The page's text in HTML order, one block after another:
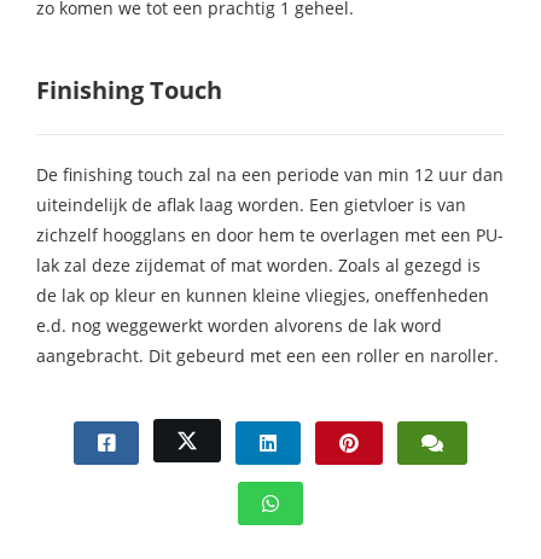
zo komen we tot een prachtig 1 geheel.
Finishing Touch
De finishing touch zal na een periode van min 12 uur dan
uiteindelijk de aflak laag worden. Een gietvloer is van
zichzelf hoogglans en door hem te overlagen met een PU-
lak zal deze zijdemat of mat worden. Zoals al gezegd is
de lak op kleur en kunnen kleine vliegjes, oneffenheden
e.d. nog weggewerkt worden alvorens de lak word
aangebracht. Dit gebeurd met een een roller en naroller.